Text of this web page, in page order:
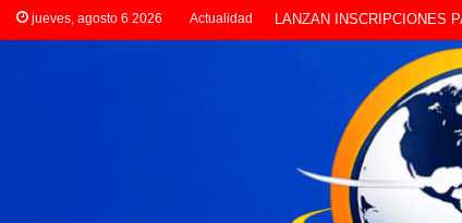
jueves, agosto 6 2026 Actualidad CLORINDA CREATIVA